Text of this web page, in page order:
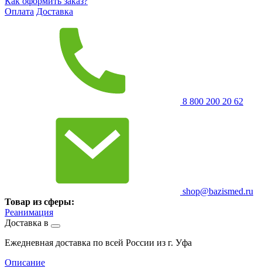
Оплата Доставка
8 800 200 20 62
shop@bazismed.ru
Товар из сферы:
Реанимация
Доставка в
Ежедневная доставка по всей России из г. Уфа
Описание